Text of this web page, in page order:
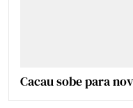
Cacau sobe para